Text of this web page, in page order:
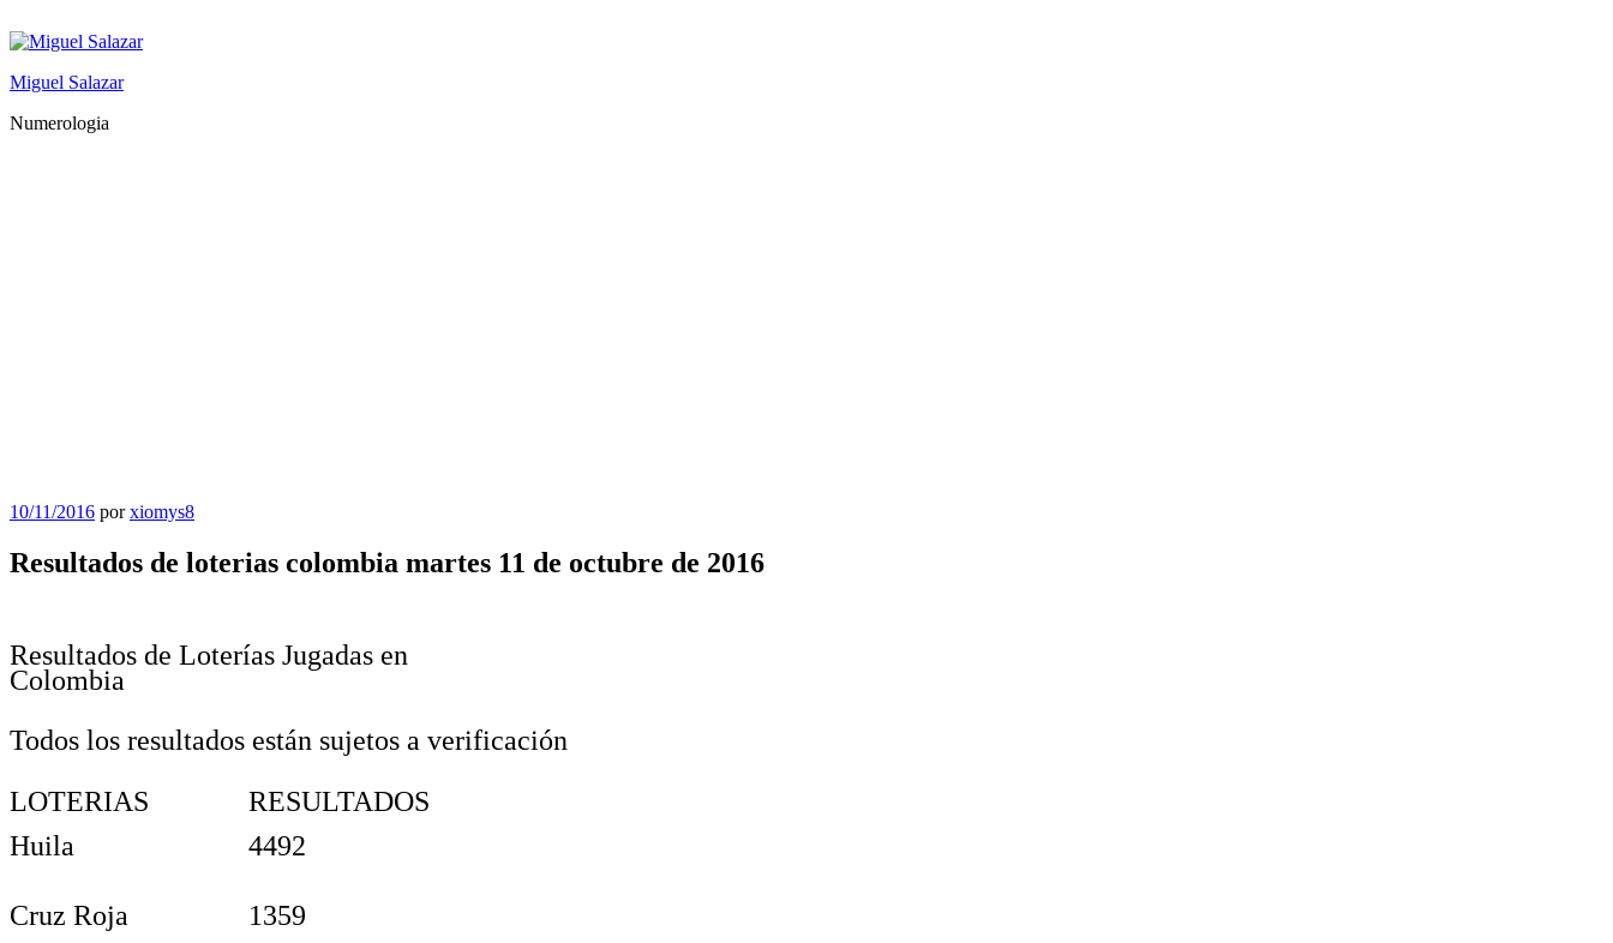
al
Miguel Salazar
Numerologia
Publicado
10/11/2016 porxiomys8
Resultados de loterias colombia martes 11 de octubre de 2016
Resultados de Loterías Jugadas en
Colombia
Todos los resultados están sujetos a verificación
LOTERIAS
RESULTADOS
Huila
4492
Cruz Roja
1359